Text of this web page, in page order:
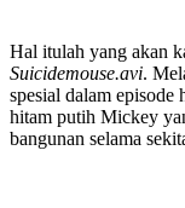
Hal itulah yang akan
Suicidemouse.avi.
spesial dalam episode
hitam putih Mickey
bangunan selama